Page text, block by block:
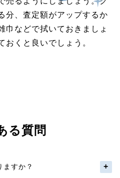
分、査定額がアップするか
巾などで拭いておきましょ
おくと良いでしょう。
る質問
ますか？